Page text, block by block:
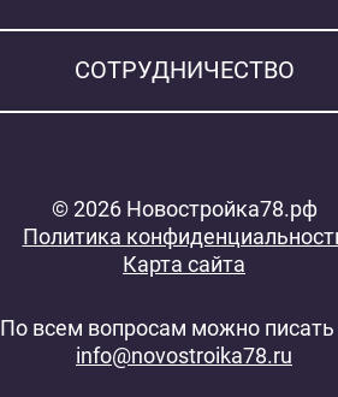
СОТРУДНИЧЕСТВО
© 2026 Новостройка78.рф
Политика
Карта сайта
По всем вопросам можно писать
info@novostroika78.ru